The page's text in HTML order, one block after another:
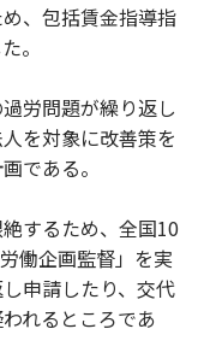
、包括賃金指導指
。
労問題が繰り返し
を対象に改善策を
である。
するため、全国10
働企画監督」を実
申請したり、交代
れるところであ